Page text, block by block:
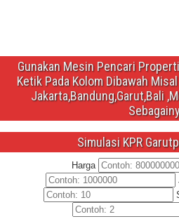
Gunakan Mesin Pencari
Ketik Pada Kolom Dibawah
Jakarta,Bandung,Garut,Bali
Simulasi KPR
Harga